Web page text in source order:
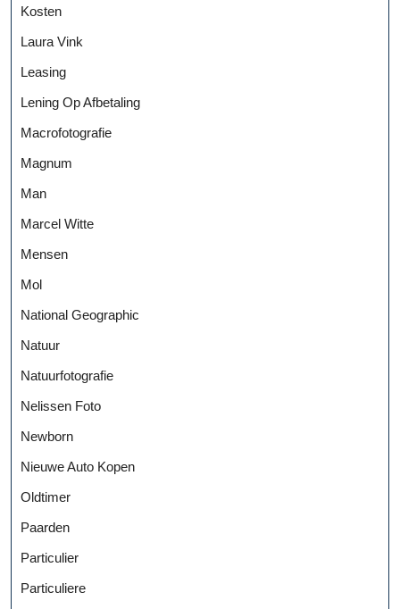
Kosten
Laura Vink
Leasing
Lening Op Afbetaling
Macrofotografie
Magnum
Man
Marcel Witte
Mensen
Mol
National Geographic
Natuur
Natuurfotografie
Nelissen Foto
Newborn
Nieuwe Auto Kopen
Oldtimer
Paarden
Particulier
Particuliere